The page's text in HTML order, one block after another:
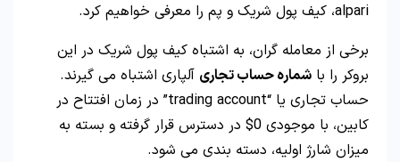
alpari، کیف پول شریک و پم را معرفی خواهیم کرد.
برخی از معامله گران، به اشتباه کیف پول شریک در این
بروکر را با شماره حساب تجاری آلپاری اشتباه می گیرند.
حساب تجاری یا “trading account” در زمان افتتاح در
کابین، با موجودی 0$ در دسترس قرار گرفته و بسته به
میزان شارژ اولیه، دسته بندی می شود.